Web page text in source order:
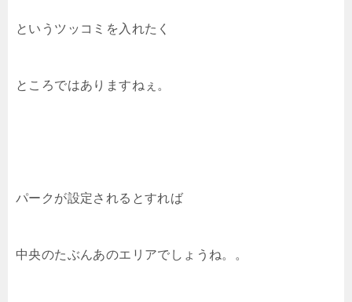
というツッコミを入れたく
ところではありますねぇ。
パークが設定されるとすれば
中央のたぶんあのエリアでしょうね。。